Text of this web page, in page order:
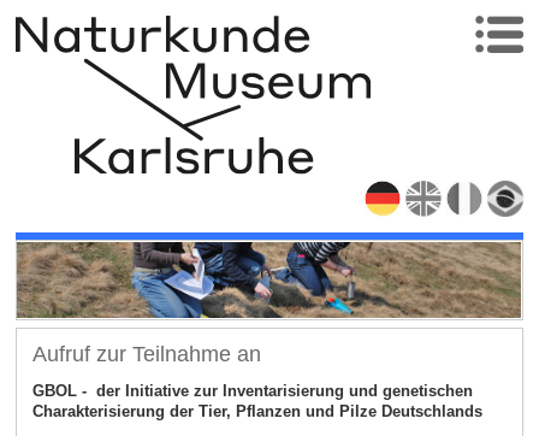
Aufruf zur Teilnahme an
GBOL - der Initiative zur Inventarisierung und genetischen
Charakterisierung der Tier, Pflanzen und Pilze Deutschlands